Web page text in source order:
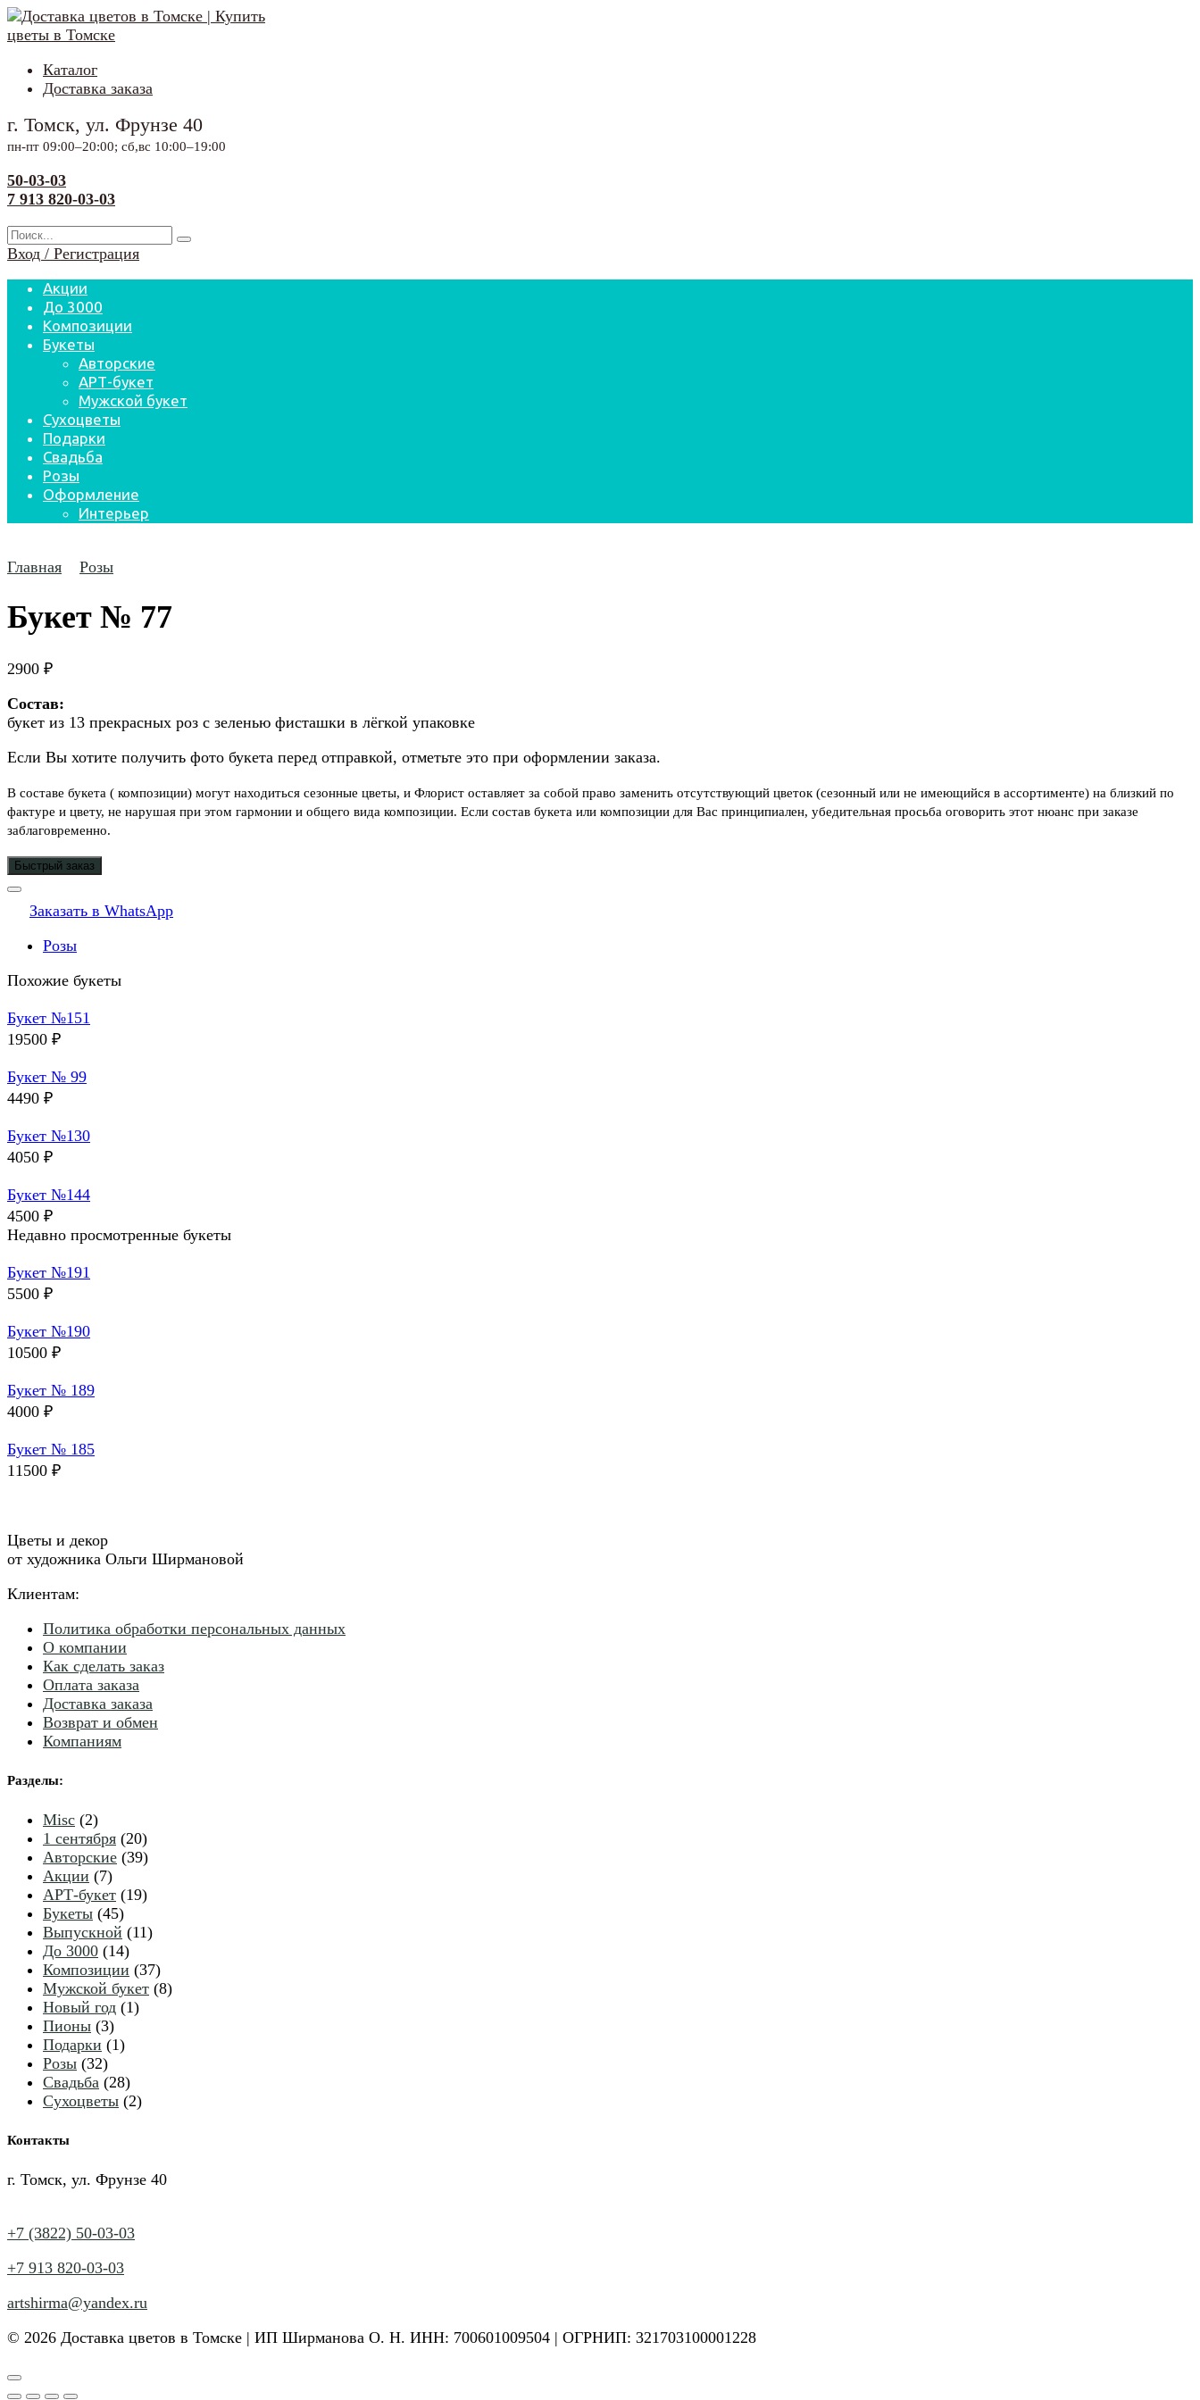
Перейти
к
Каталог
Доставка заказа
г. Томск, ул. Фрунзе 40
пн-пт 09:00–20:00; сб,вс 10:00–19:00
50-03-03
7 913 820-03-03
Search
for:
Вход / Регистрация
Акции
До 3000
Композиции
Букеты
Авторские
АРТ-букет
Мужской букет
Сухоцветы
Подарки
Свадьба
Розы
Оформление
Интерьер
Главная Розы
Букет № 77
2900 ₽
Состав:
букет из 13 прекрасных роз с зеленью фисташки в лёгкой упаковке
Если Вы хотите получить фото букета перед отправкой, отметьте это при оформлении заказа.
В составе букета ( композиции) могут находиться сезонные цветы, и Флорист оставляет за собой право заменить отсутствующий цветок (сезонный или не имеющийся в ассортименте) на близкий по
фактуре и цвету, не нарушая при этом гармонии и общего вида композиции. Если состав букета или композиции для Вас принципиален, убедительная просьба оговорить этот нюанс при заказе
заблаговременно.
Быстрый заказ
Заказать в WhatsApp
Розы
Похожие букеты
Букет №151
19500 ₽
Букет № 99
4490 ₽
Букет №130
4050 ₽
Букет №144
4500 ₽
Недавно просмотренные букеты
Букет №191
5500 ₽
Букет №190
10500 ₽
Букет № 189
4000 ₽
Букет № 185
11500 ₽
Цветы и декор
от художника Ольги Ширмановой
Клиентам:
Политика обработки персональных данных
О компании
Как сделать заказ
Оплата заказа
Доставка заказа
Возврат и обмен
Компаниям
Разделы:
Misc 22
товара
1 сентября 2020
товаров
Авторские 3939
Акции 77
товаров
АРТ-букет 1919
Букеты 4545
товаров
Выпускной 1111
До 3000 1414
товаров
Композиции 3737
товаров
Мужской букет 88
Новый год 11
Пионы 33
товара
Подарки 11
Розы 3232
товара
Свадьба 2828
товаров
Сухоцветы 22
Контакты
г. Томск, ул. Фрунзе 40
+7 (3822) 50-03-03
+7 913 820-03-03
artshirma@yandex.ru
© 2026 Доставка цветов в Томске | ИП Ширманова О. Н. ИНН: 700601009504 | ОГРНИП: 321703100001228